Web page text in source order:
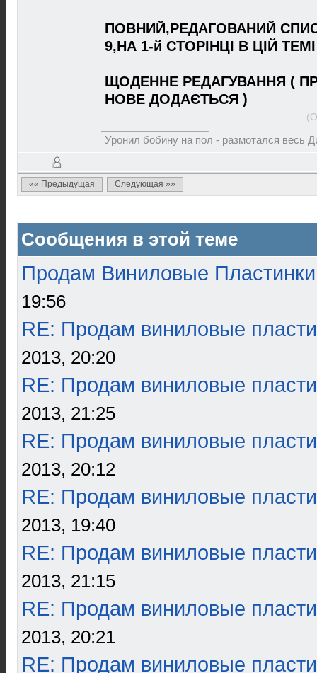
ПОВНИЙ,РЕДАГОВАНИЙ
9,НА 1-й СТОРІНЦІ В ЦІЙ ТЕМІ
ЩОДЕННЕ РЕДАГУВАННЯ (
НОВЕ ДОДАЄТЬСЯ )
Уронил бобину на пол - размотался весь
«« Предыдущая Следующая »»
Сообщения в этой теме
Продам Виниловые Пластинки
19:56
RE: Продам виниловые
2013, 20:20
RE: Продам виниловые
2013, 21:25
RE: Продам виниловые
2013, 20:12
RE: Продам виниловые
2013, 19:40
RE: Продам виниловые
2013, 21:15
RE: Продам виниловые
2013, 20:21
RE: Продам виниловые